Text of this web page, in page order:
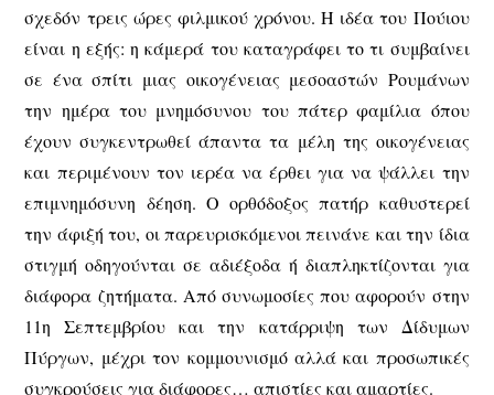
σχεδόν τρεις ώρες φιλμικού χρόνου. Η ιδέα του Πούιου
είναι η εξής: η κάμερά του καταγράφει το τι συμβαίνει
σε ένα σπίτι μιας οικογένειας μεσοαστών Ρουμάνων
την ημέρα του μνημόσυνου του πάτερ φαμίλια όπου
έχουν συγκεντρωθεί άπαντα τα μέλη της οικογένειας
και περιμένουν τον ιερέα να έρθει για να ψάλλει την
επιμνημόσυνη δέηση. Ο ορθόδοξος πατήρ καθυστερεί
την άφιξή του, οι παρευρισκόμενοι πεινάνε και την ίδια
στιγμή οδηγούνται σε αδιέξοδα ή διαπληκτίζονται για
διάφορα ζητήματα. Από συνωμοσίες που αφορούν στην
11η Σεπτεμβρίου και την κατάρριψη των Δίδυμων
Πύργων, μέχρι τον κομμουνισμό αλλά και προσωπικές
συγκρούσεις για διάφορες… απιστίες και αμαρτίες.